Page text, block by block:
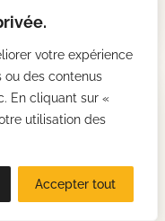
votre expérience
ou des contenus
En cliquant sur «
utilisation des
Accepter tout